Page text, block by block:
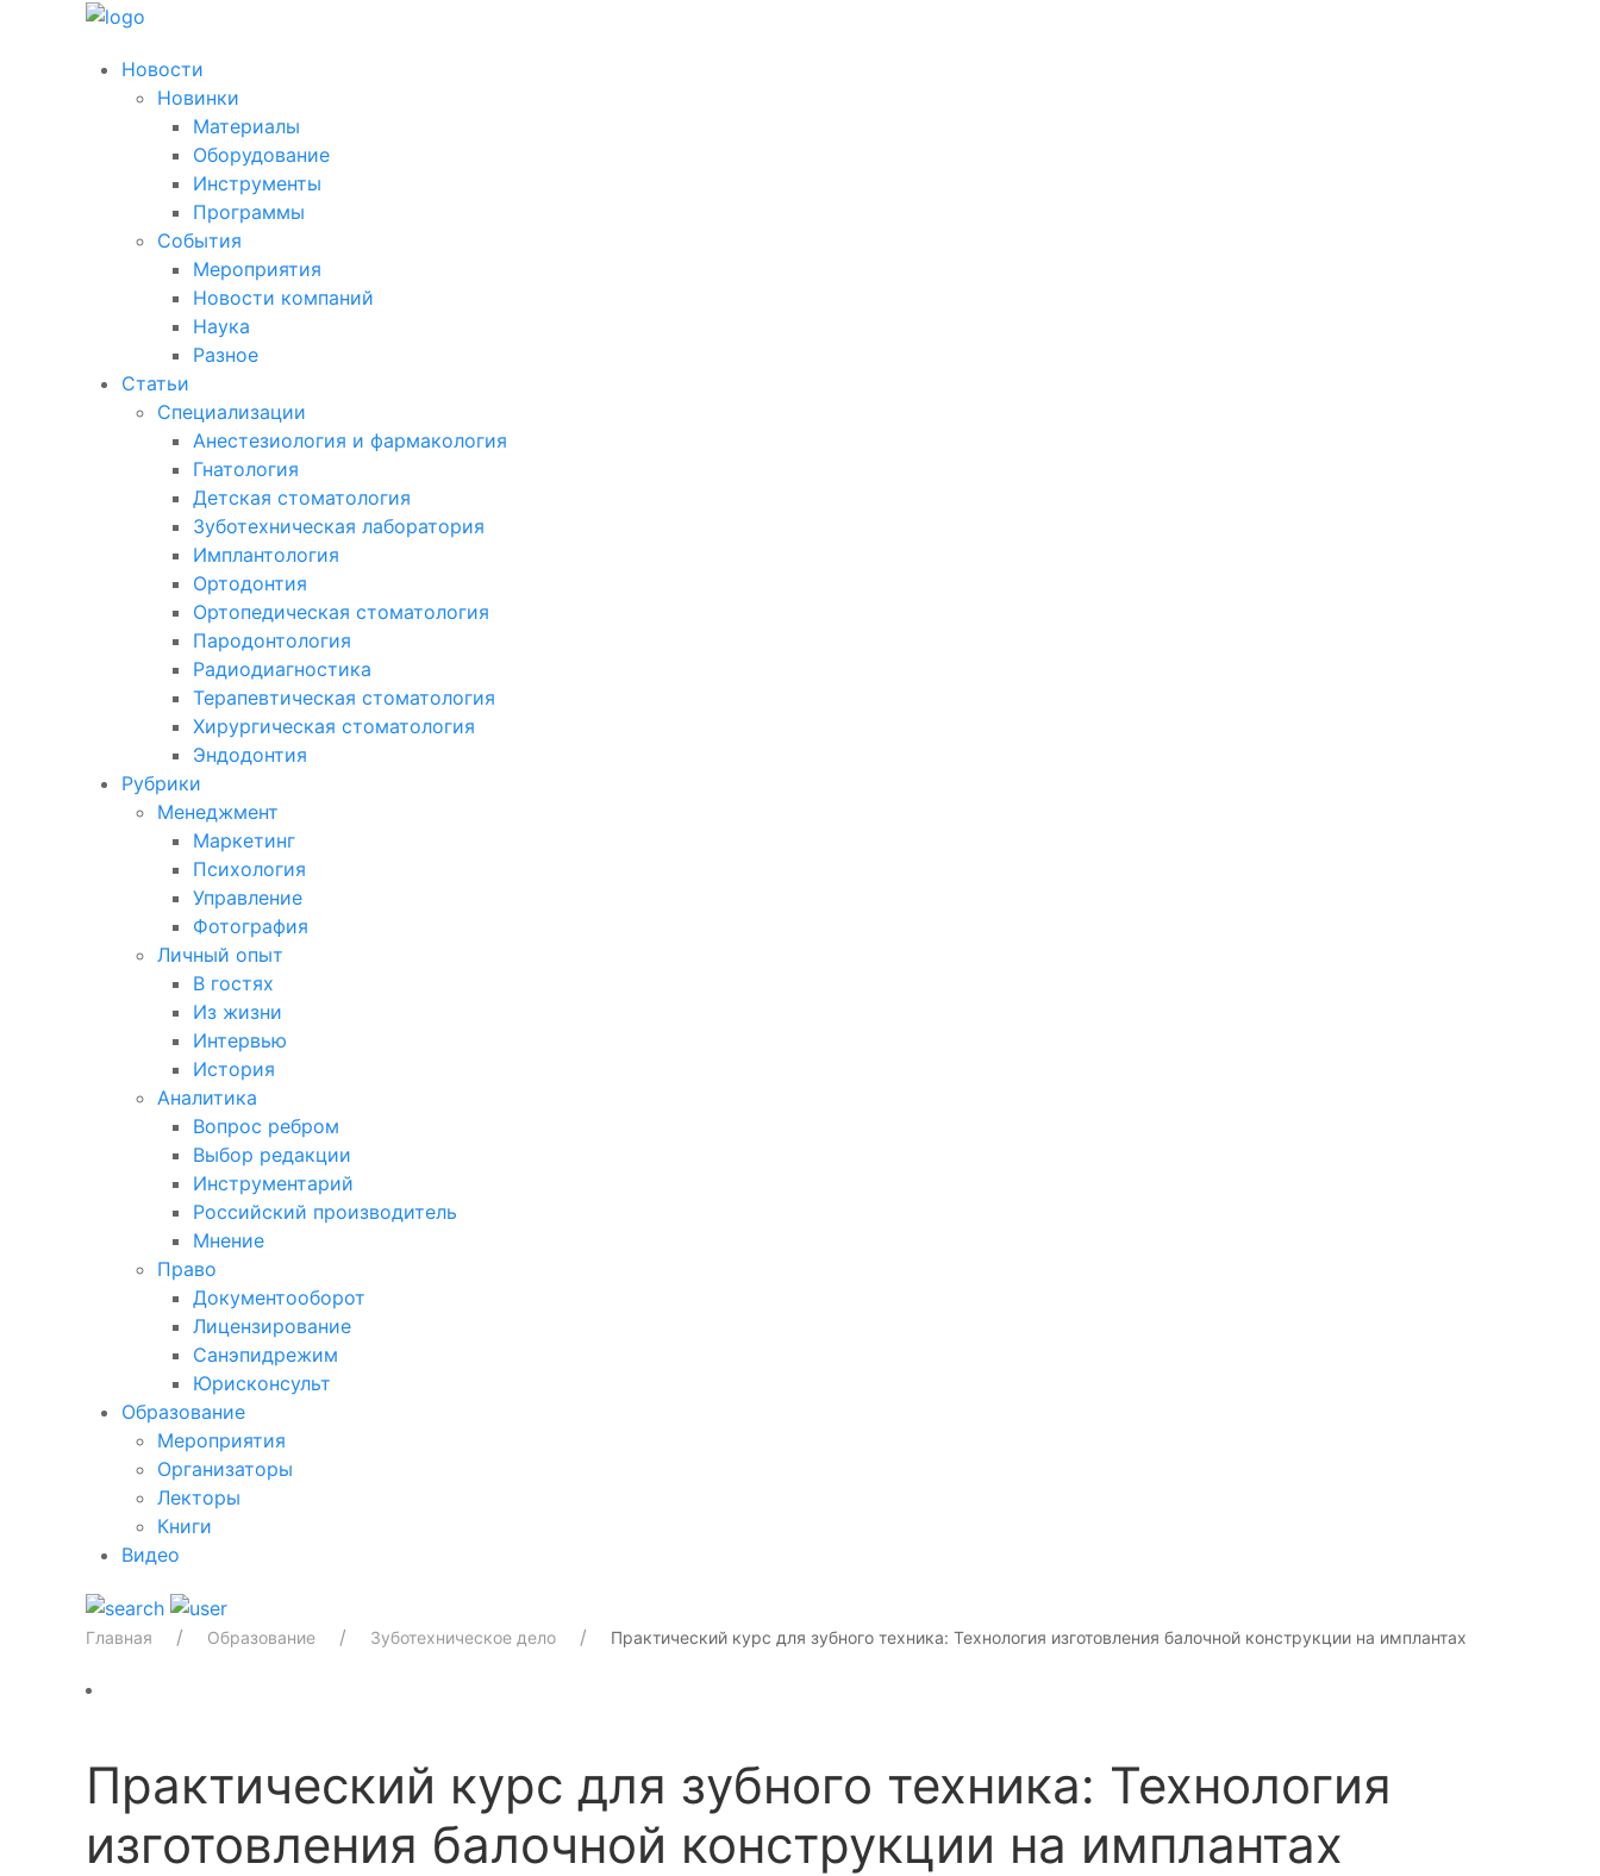
Новости
Новинки
Материалы
Оборудование
Инструменты
Программы
События
Мероприятия
Новости компаний
Наука
Разное
Статьи
Специализации
Анестезиология и фармакология
Гнатология
Детская стоматология
Зуботехническая лаборатория
Имплантология
Ортодонтия
Ортопедическая стоматология
Пародонтология
Радиодиагностика
Терапевтическая стоматология
Хирургическая стоматология
Эндодонтия
Рубрики
Менеджмент
Маркетинг
Психология
Управление
Фотография
Личный опыт
В гостях
Из жизни
Интервью
История
Аналитика
Вопрос ребром
Выбор редакции
Инструментарий
Российский производитель
Мнение
Право
Документооборот
Лицензирование
Санэпидрежим
Юрисконсульт
Образование
Мероприятия
Организаторы
Лекторы
Книги
Видео
Главная Образование Зуботехническое дело Практический курс для зубного техника: Технология изготовления балочной конструкции на имплантах
Практический курс для зубного техника: Технология
изготовления балочной конструкции на имплантах